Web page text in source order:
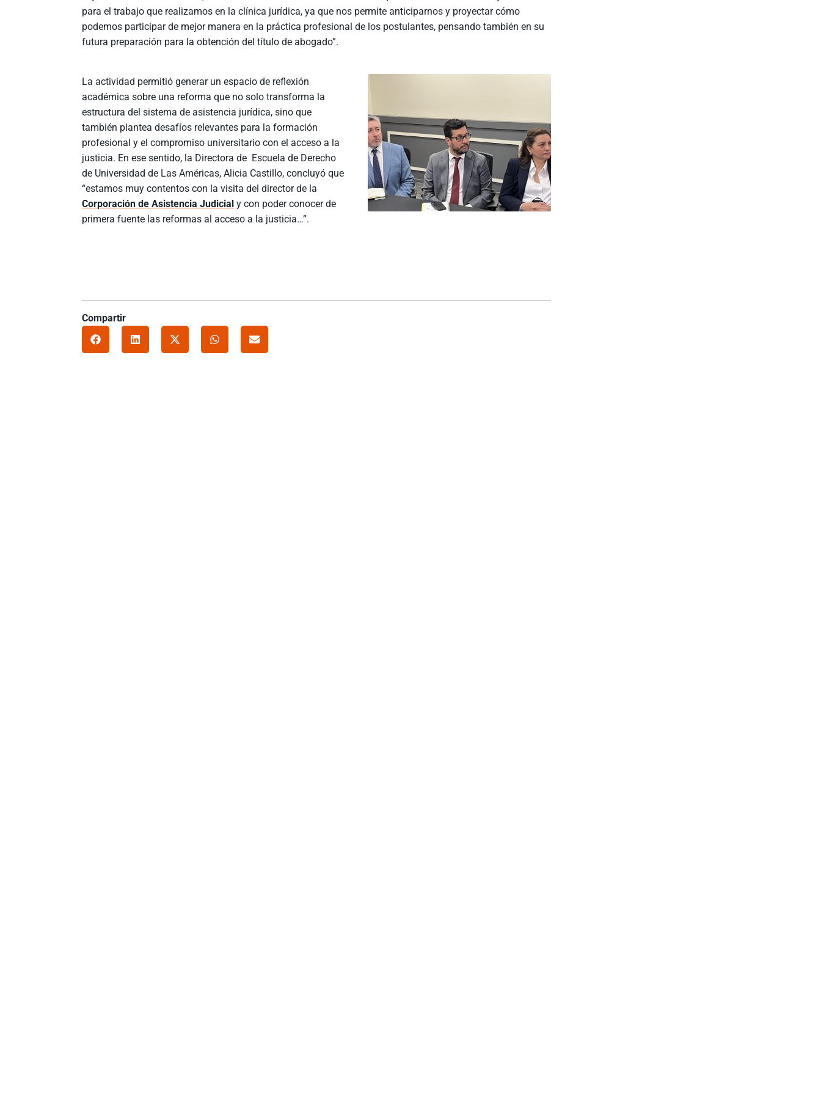
para el trabajo que realizamos en la clínica jurídica, ya que nos permite anticiparnos y proyectar cómo
podemos participar de mejor manera en la práctica profesional de los postulantes, pensando también en su
futura preparación para la obtención del título de abogado”.
La actividad permitió generar un espacio de reflexión
académica sobre una reforma que no solo transforma la
estructura del sistema de asistencia jurídica, sino que
también plantea desafíos relevantes para la formación
profesional y el compromiso universitario con el acceso a la
justicia. En ese sentido, la Directora de Escuela de Derecho
de Universidad de Las Américas, Alicia Castillo, concluyó que
“estamos muy contentos con la visita del director de la
Corporación de Asistencia Judicial y con poder conocer de
primera fuente las reformas al acceso a la justicia…”.
Compartir